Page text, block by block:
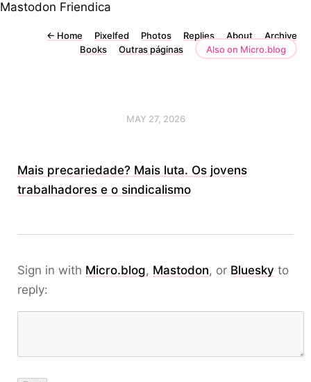
Mastodon Friendica
← Home Pixelfed Photos Replies About
Archive
Books
Outras páginas Also on Micro.blog
MAY 27, 2026
Mais precariedade? Mais luta. Os jovens
trabalhadores e o sindicalismo
Sign in with Micro.blog, Mastodon, or Bluesky to
reply: